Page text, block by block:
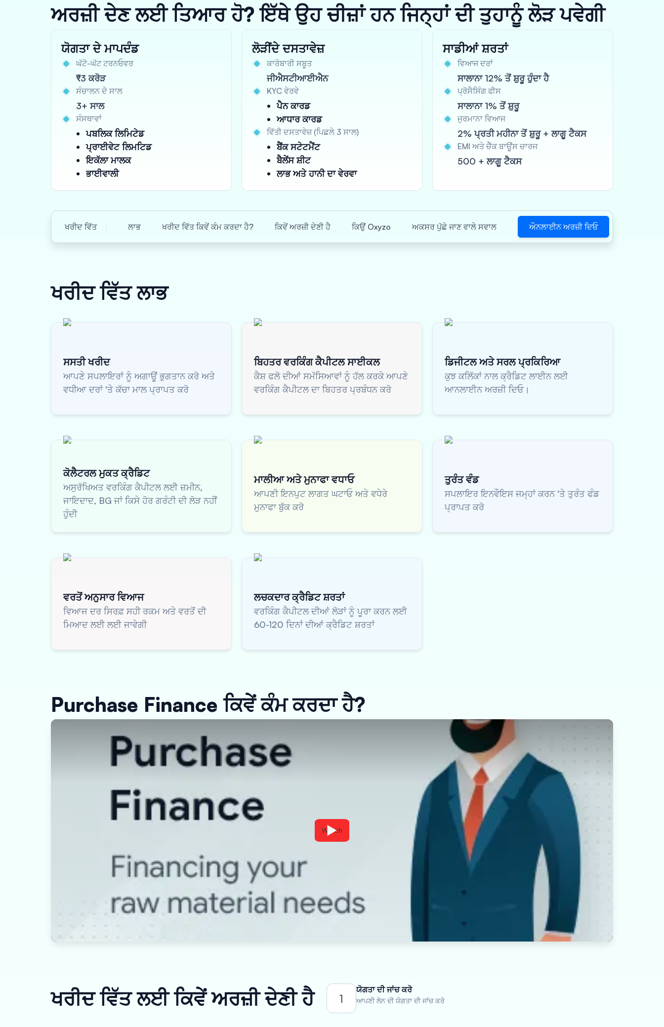
ਅਰਜ਼ੀ ਦੇਣ ਲਈ ਤਿਆਰ ਹੋ? ਇੱਥੇ ਉਹ ਚੀਜ਼ਾਂ ਹਨ ਜਿਨ੍ਹਾਂ ਦੀ ਤੁਹਾਨੂੰ ਲੋੜ ਪਵੇਗੀ
ਯੋਗਤਾ ਦੇ ਮਾਪਦੰਡ
ਘੱਟੋ-ਘੱਟ ਟਰਨਓਵਰ
₹3 ਕਰੋੜ
ਸੰਚਾਲਨ ਦੇ ਸਾਲ
3+ ਸਾਲ
ਸੰਸਥਾਵਾਂ
ਪਬਲਿਕ ਲਿਮਿਟੇਡ
ਪ੍ਰਾਈਵੇਟ ਲਿਮਟਿਡ
ਇਕੱਲਾ ਮਾਲਕ
ਭਾਈਵਾਲੀ
ਲੋੜੀਂਦੇ ਦਸਤਾਵੇਜ਼
ਕਾਰੋਬਾਰੀ ਸਬੂਤ
ਜੀਐਸਟੀਆਈਐਨ
KYC ਵੇਰਵੇ
ਪੈਨ ਕਾਰਡ
ਆਧਾਰ ਕਾਰਡ
ਵਿੱਤੀ ਦਸਤਾਵੇਜ਼ (ਪਿਛਲੇ 3 ਸਾਲ)
ਬੈਂਕ ਸਟੇਟਮੈਂਟ
ਬੈਲੇਂਸ ਸ਼ੀਟ
ਲਾਭ ਅਤੇ ਹਾਨੀ ਦਾ ਵੇਰਵਾ
ਸਾਡੀਆਂ ਸ਼ਰਤਾਂ
ਵਿਆਜ ਦਰਾਂ
ਸਾਲਾਨਾ 12% ਤੋਂ ਸ਼ੁਰੂ ਹੁੰਦਾ ਹੈ
ਪ੍ਰੋਸੈਸਿੰਗ ਫੀਸ
ਸਾਲਾਨਾ 1% ਤੋਂ ਸ਼ੁਰੂ
ਜੁਰਮਾਨਾ ਵਿਆਜ
2% ਪ੍ਰਤੀ ਮਹੀਨਾ ਤੋਂ ਸ਼ੁਰੂ + ਲਾਗੂ ਟੈਕਸ
EMI ਅਤੇ ਚੈੱਕ ਬਾਊਂਸ ਚਾਰਜ
500 + ਲਾਗੂ ਟੈਕਸ
ਖਰੀਦ ਵਿੱਤ ਲਾਭ ਖਰੀਦ ਵਿੱਤ ਕਿਵੇਂ ਕੰਮ ਕਰਦਾ ਹੈ? ਕਿਵੇਂ ਅਰਜ਼ੀ ਦੇਣੀ ਹੈ ਕਿਉਂ Oxyzo ਅਕਸਰ ਪੁੱਛੇ ਜਾਣ ਵਾਲੇ ਸਵਾਲ ਔਨਲਾਈਨ ਅਰਜ਼ੀ ਦਿਓ
ਖਰੀਦ ਵਿੱਤਲਾਭ
ਸਸਤੀ ਖਰੀਦ
ਆਪਣੇ ਸਪਲਾਇਰਾਂ ਨੂੰ ਅਗਾਊਂ ਭੁਗਤਾਨ ਕਰੋ ਅਤੇ
ਵਧੀਆ ਦਰਾਂ 'ਤੇ ਕੱਚਾ ਮਾਲ ਪ੍ਰਾਪਤ ਕਰੋ
ਬਿਹਤਰ ਵਰਕਿੰਗ ਕੈਪੀਟਲ ਸਾਈਕਲ
ਕੈਸ਼ ਫਲੋ ਦੀਆਂ ਸਮੱਸਿਆਵਾਂ ਨੂੰ ਹੱਲ ਕਰਕੇ ਆਪਣੇ
ਵਰਕਿੰਗ ਕੈਪੀਟਲ ਦਾ ਬਿਹਤਰ ਪ੍ਰਬੰਧਨ ਕਰੋ
ਡਿਜੀਟਲ ਅਤੇ ਸਰਲ ਪ੍ਰਕਿਰਿਆ
ਕੁਝ ਕਲਿੱਕਾਂ ਨਾਲ ਕ੍ਰੈਡਿਟ ਲਾਈਨ ਲਈ
ਆਨਲਾਈਨ ਅਰਜ਼ੀ ਦਿਓ।
ਕੋਲੈਟਰਲ ਮੁਕਤ ਕ੍ਰੈਡਿਟ
ਅਸੁਰੱਖਿਅਤ ਵਰਕਿੰਗ ਕੈਪੀਟਲ ਲਈ ਜ਼ਮੀਨ,
ਜਾਇਦਾਦ, BG ਜਾਂ ਕਿਸੇ ਹੋਰ ਗਰੰਟੀ ਦੀ ਲੋੜ ਨਹੀਂ
ਹੁੰਦੀ
ਮਾਲੀਆ ਅਤੇ ਮੁਨਾਫਾ ਵਧਾਓ
ਆਪਣੀ ਇਨਪੁਟ ਲਾਗਤ ਘਟਾਓ ਅਤੇ ਵਧੇਰੇ
ਮੁਨਾਫਾ ਬੁੱਕ ਕਰੋ
ਤੁਰੰਤ ਵੰਡ
ਸਪਲਾਇਰ ਇਨਵੌਇਸ ਜਮ੍ਹਾਂ ਕਰਨ 'ਤੇ ਤੁਰੰਤ ਫੰਡ
ਪ੍ਰਾਪਤ ਕਰੋ
ਵਰਤੋਂ ਅਨੁਸਾਰ ਵਿਆਜ
ਵਿਆਜ ਦਰ ਸਿਰਫ਼ ਸਹੀ ਰਕਮ ਅਤੇ ਵਰਤੋਂ ਦੀ
ਮਿਆਦ ਲਈ ਲਈ ਜਾਵੇਗੀ
ਲਚਕਦਾਰ ਕ੍ਰੈਡਿਟ ਸ਼ਰਤਾਂ
ਵਰਕਿੰਗ ਕੈਪੀਟਲ ਦੀਆਂ ਲੋੜਾਂ ਨੂੰ ਪੂਰਾ ਕਰਨ ਲਈ
60-120 ਦਿਨਾਂ ਦੀਆਂ ਕ੍ਰੈਡਿਟ ਸ਼ਰਤਾਂ
Purchase Finance ਕਿਵੇਂ ਕੰਮ ਕਰਦਾ ਹੈ?
Watch
ਖਰੀਦ ਵਿੱਤ ਲਈ ਕਿਵੇਂ ਅਰਜ਼ੀ ਦੇਣੀ ਹੈ 1
ਯੋਗਤਾ ਦੀ ਜਾਂਚ ਕਰੋ
ਆਪਣੀ ਲੋਨ ਦੀ ਯੋਗਤਾ ਦੀ ਜਾਂਚ ਕਰੋ